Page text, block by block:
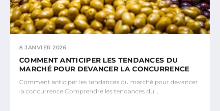
8 JANVIER 2026
COMMENT ANTICIPER LES TENDANCES DU
MARCHÉ POUR DEVANCER LA CONCURRENCE
Comment anticiper les tendances du marché pour devancer
la concurrence Comprendre les tendances du…